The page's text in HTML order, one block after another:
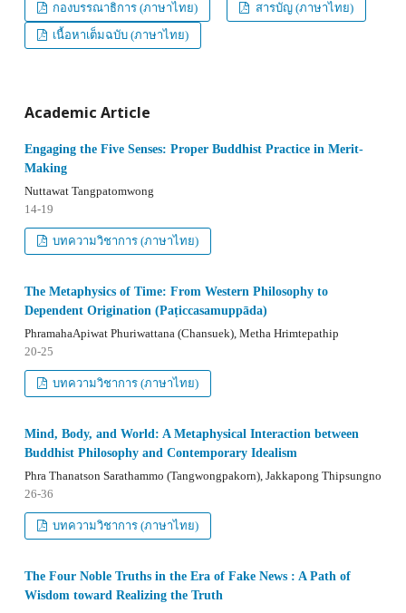
กองบรรณาธิการ (ภาษาไทย)
สารบัญ (ภาษาไทย)
เนื้อหาเต็มฉบับ (ภาษาไทย)
Academic Article
Engaging the Five Senses: Proper Buddhist Practice in Merit-
Making
Nuttawat Tangpatomwong
14-19
บทความวิชาการ (ภาษาไทย)
The Metaphysics of Time: From Western Philosophy to
Dependent Origination (Paṭiccasamuppāda)
PhramahaApiwat Phuriwattana (Chansuek), Metha Hrimtepathip
20-25
บทความวิชาการ (ภาษาไทย)
Mind, Body, and World: A Metaphysical Interaction between
Buddhist Philosophy and Contemporary Idealism
Phra Thanatson Sarathammo (Tangwongpakorn), Jakkapong Thipsungno
26-36
บทความวิชาการ (ภาษาไทย)
The Four Noble Truths in the Era of Fake News : A Path of
Wisdom toward Realizing the Truth